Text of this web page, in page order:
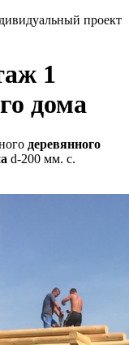
проект
1
дома
деревянного
d-200 мм. с.